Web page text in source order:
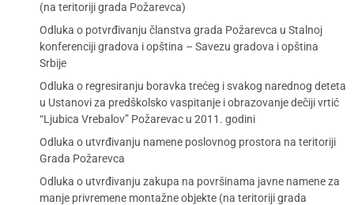
(na teritoriji grada Požarevca)
Odluka o potvrđivanju članstva grada Požarevca u Stalnoj
konferenciji gradova i opština – Savezu gradova i opština
Srbije
Odluka o regresiranju boravka trećeg i svakog narednog deteta
u Ustanovi za predškolsko vaspitanje i obrazovanje dečiji vrtić
“Ljubica Vrebalov” Požarevac u 2011. godini
Odluka o utvrđivanju namene poslovnog prostora na teritoriji
Grada Požarevca
Odluka o utvrđivanju zakupa na površinama javne namene za
manje privremene montažne objekte (na teritoriji grada